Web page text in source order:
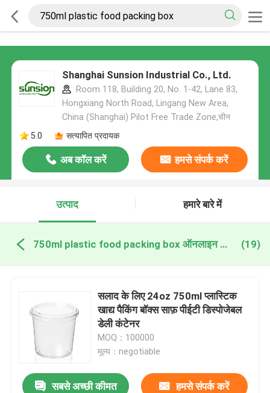
Shanghai Sunsion Industrial Co., Ltd.
Room 118, Building 20, No. 1-42, Lane 83,
Hongxiang North Road, Lingang New Area,
China (Shanghai) Pilot Free Trade Zone,चीन
5.0
सत्यापित प्रदायक
अब कॉल करें हमसे संपर्क करें
उत्पाद हमारे बारे में
750ml plastic food packing box ऑनलाइन निर्माण (19)
सलाद के लिए 24oz 750ml प्लास्टिक
खाद्य पैकिंग बॉक्स साफ़ पीईटी डिस्पोजेबल
डेली कंटेनर
MOQ：100000
मूल्य：negotiable
सबसे अच्छी कीमत हमसे संपर्क करें